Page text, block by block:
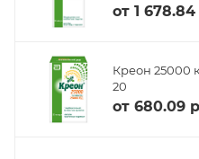
от 1
Креон 25000
20
от 680.09